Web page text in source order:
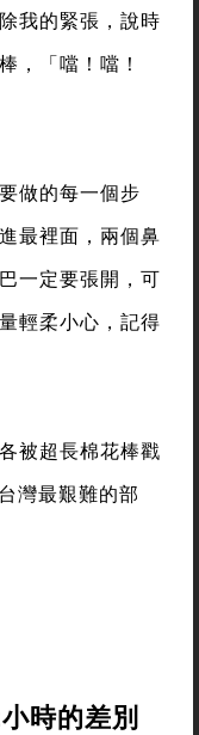
我的緊張，說時
，「噹！噹！
做的每一個步
最裡面，兩個鼻
一定要張開，可
輕柔小心，記得
被超長棉花棒戳
灣最艱難的部
時的差別